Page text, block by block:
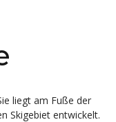
liegt am Fuße der
Skigebiet entwickelt.